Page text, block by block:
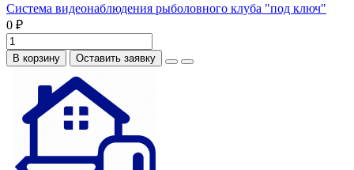
Система видеонаблюдения рыболовного клуба "под ключ"
0 ₽
В корзину Оставить заявку